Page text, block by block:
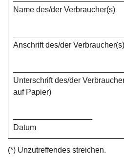
Name des/der Verbraucher(s)
Anschrift des/der Verbraucher(s)
Unterschrift des/der
auf Papier)
Datum
(*) Unzutreffendes streichen.